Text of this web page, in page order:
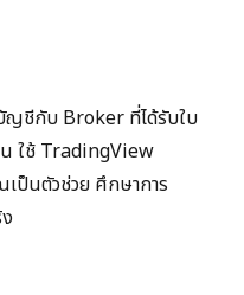
ญชีกับ Broker ที่ได้รับใบ
ใช้ TradingView
ป็นตัวช่วย ศึกษาการ